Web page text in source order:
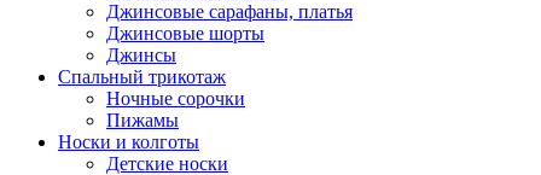
Джинсовые сарафаны, платья
Джинсовые шорты
Джинсы
Спальный трикотаж
Ночные сорочки
Пижамы
Носки и колготы
Детские носки